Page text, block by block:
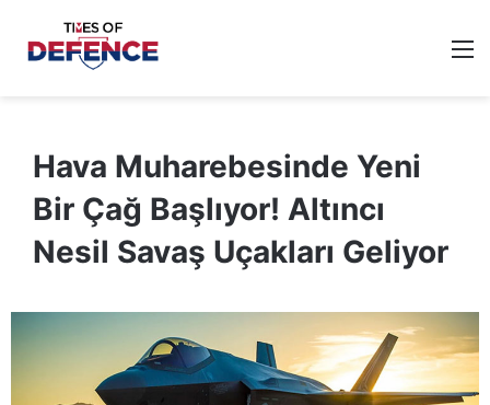
Hava Muharebesinde Yeni
Bir Çağ Başlıyor! Altıncı
Nesil Savaş Uçakları Geliyor